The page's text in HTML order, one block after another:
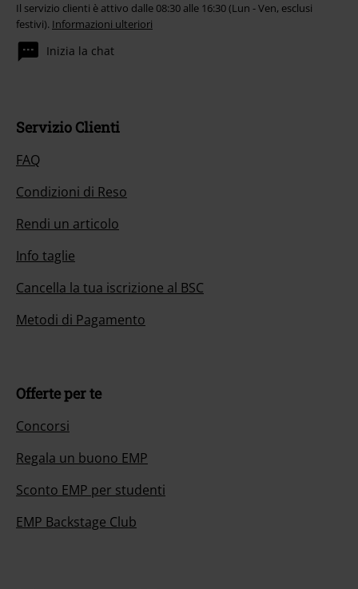
Il servizio clienti è attivo dalle 08:30 alle 16:30 (Lun - Ven, esclusi
festivi). Informazioni ulteriori
Inizia la chat
Servizio Clienti
FAQ
Condizioni di Reso
Rendi un articolo
Info taglie
Cancella la tua iscrizione al BSC
Metodi di Pagamento
Offerte per te
Concorsi
Regala un buono EMP
Sconto EMP per studenti
EMP Backstage Club